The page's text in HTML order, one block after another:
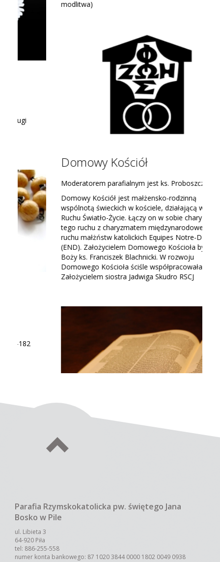
Domowy Kościół
Moderatorem parafialnym jest ks. Proboszcz
Domowy Kościół jest małżensko-rodzinną
wspólnotą świeckich w kościele, działającą w ramach
Ruchu Światło-Życie. Łączy on w sobie charyzmaty
tego ruchu z charyzmatem międzynarodowego
ruchu małżństw katolickich Equipes Notre-Dame
(END). Założycielem Domowego Kościoła był Sługa
Boży ks. Franciszek Blachnicki. W rozwoju
Domowego Kościoła ściśle współpracowała z
Założycielem siostra Jadwiga Skudro RSCJ
Krąg Biblijny
Owocem Misji Świętych, które odbyły się w lutym